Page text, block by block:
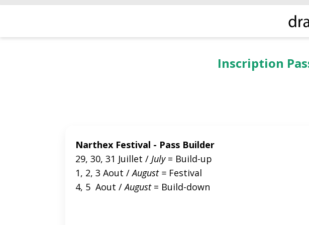
Inscription
Narthex Festival - Pass Builder
29, 30, 31 Juillet / July= Build-up
1, 2, 3 Aout /August = Festival
4, 5 Aout /August= Build-down